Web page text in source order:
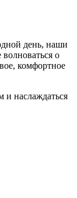
день, наши
о
комфортное
и наслаждаться